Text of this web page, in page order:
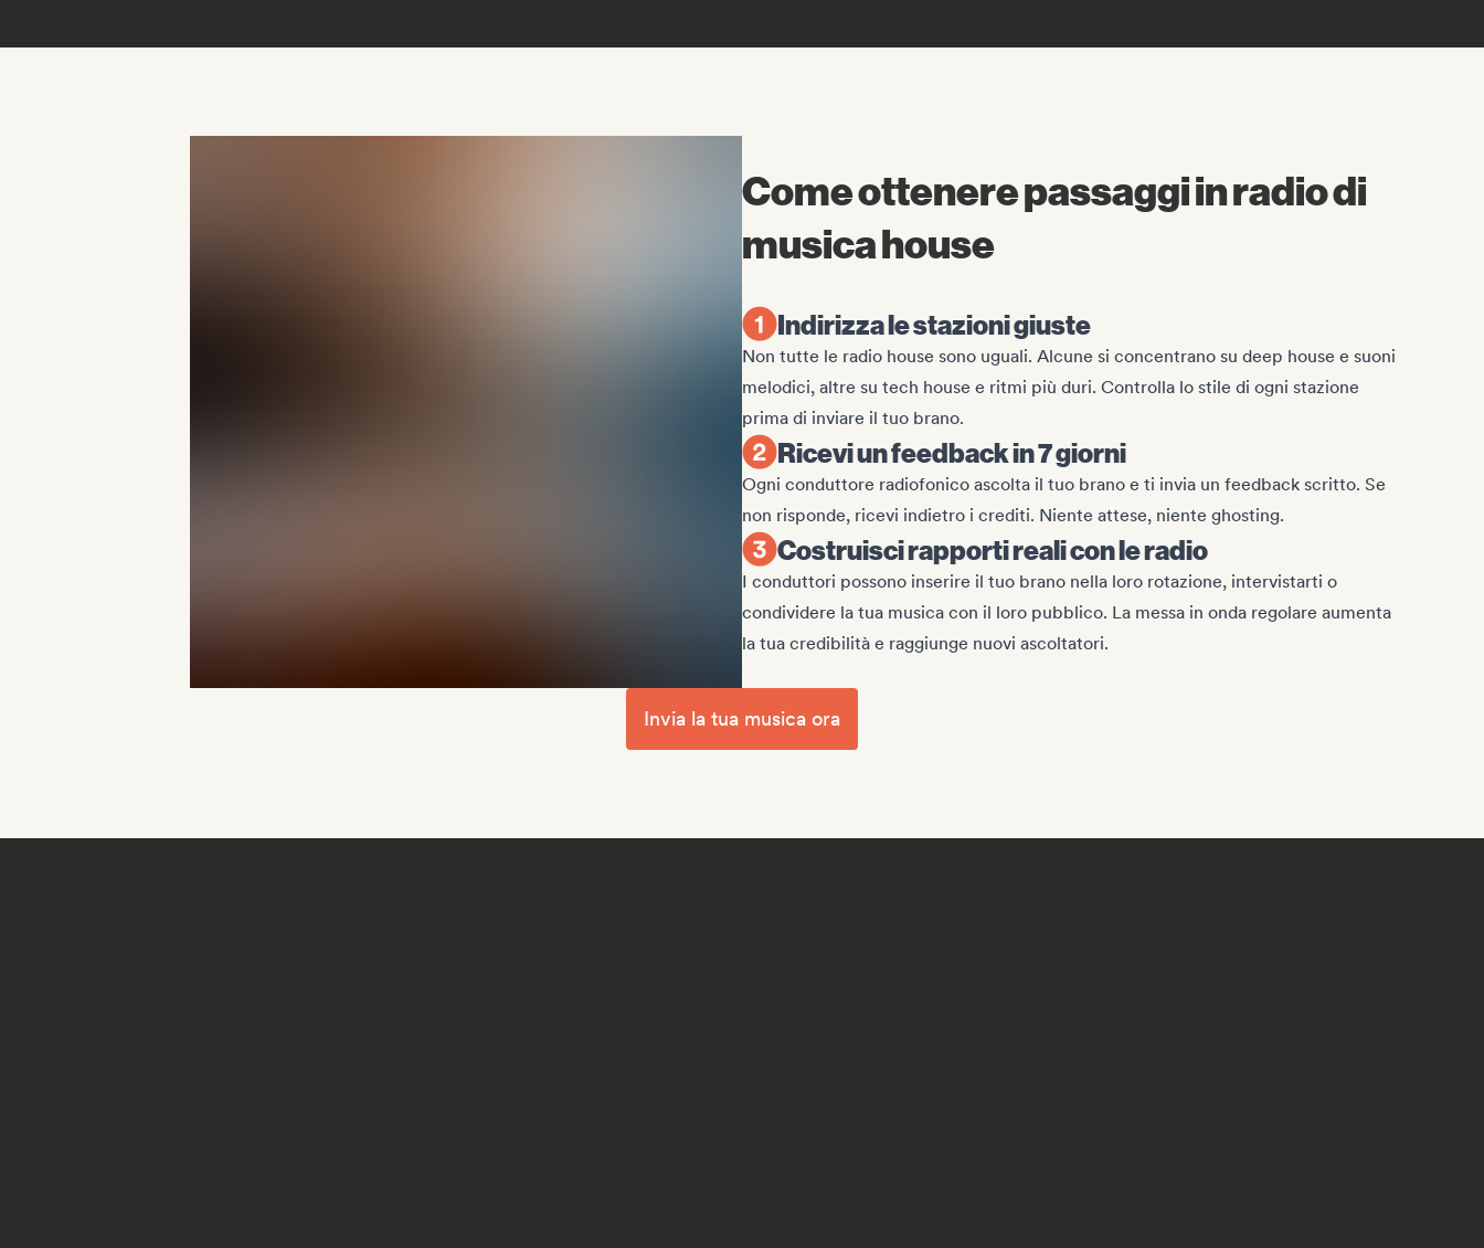
Come ottenere passaggi in radio di
musica house
Indirizza le stazioni giuste
Non tutte le radio house sono uguali. Alcune si concentrano su deep house e suoni
melodici, altre su tech house e ritmi più duri. Controlla lo stile di ogni stazione
prima di inviare il tuo brano.
Ricevi un feedback in 7 giorni
Ogni conduttore radiofonico ascolta il tuo brano e ti invia un feedback scritto. Se
non risponde, ricevi indietro i crediti. Niente attese, niente ghosting.
Costruisci rapporti reali con le radio
I conduttori possono inserire il tuo brano nella loro rotazione, intervistarti o
condividere la tua musica con il loro pubblico. La messa in onda regolare aumenta
la tua credibilità e raggiunge nuovi ascoltatori.
Invia la tua musica ora